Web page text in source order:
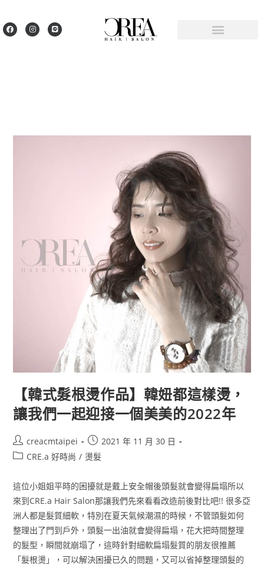
【韓式髮根燙作品】韓妞都這樣燙，
讓我們一起迎接一個美美的2022年
creacmtaipei
2021 年 11 月 30 日
CRE.a 好時尚 / 燙髮
這位小姐姐平時的困擾就是戴上安全帽後頭髮就會變得扁塌所以
來到CRE.a Hair Salon那讓我們先來看看改造前後對比吧!! 很多亞
洲人都是髮質細軟，特別在夏天氣候潮濕的時候，不管頭髮如何
整理出了門到戶外，頭髮一出油就會變得扁塌，花大把時間整理
的髮型，瞬間就崩塌了，這時針對細軟扁塌髮質的朋友很推薦
「髮根燙」，可以解決困擾已久的問題，又可以省掉整理頭髮的